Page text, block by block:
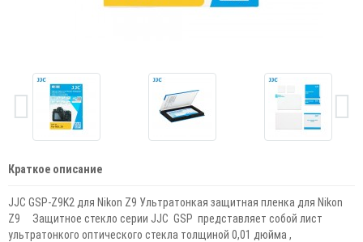
Краткое описание
JJC GSP-Z9K2 для Nikon Z9 Ультратонкая защитная пленка для Nikon
Z9 Защитное стекло серии JJC GSP представляет собой лист
ультратонкого оптического стекла толщиной 0,01 дюйма ,